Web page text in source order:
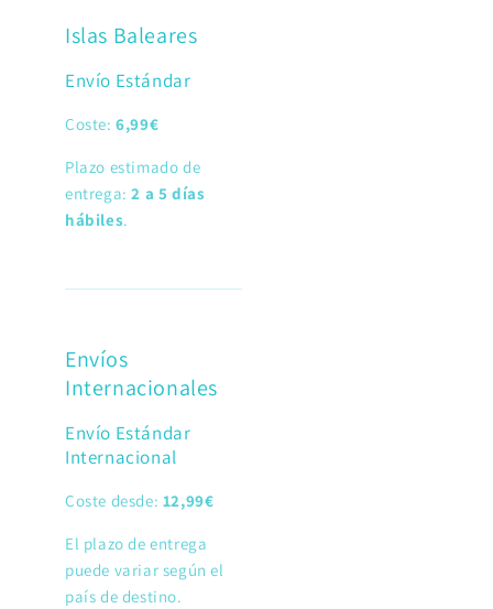
Islas Baleares
Envío Estándar
Coste:6,99€
Plazo estimado de
entrega:2 a 5 días
hábiles.
Envíos
Internacionales
Envío Estándar
Internacional
Coste desde: 12,99€
El plazo de entrega
puede variar según el
país de destino.